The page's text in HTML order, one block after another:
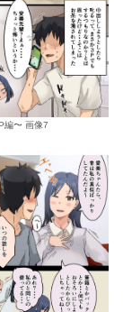
編〜 画像7